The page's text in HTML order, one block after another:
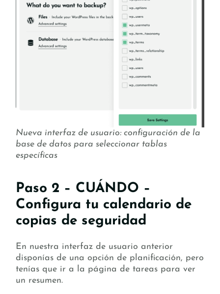
Nueva interfaz de usuario: configuración de la
base de datos para seleccionar tablas
específicas
Paso 2 – CUÁNDO –
Configura tu calendario de
copias de seguridad
En nuestra interfaz de usuario anterior
disponías de una opción de planificación, pero
tenías que ir a la página de tareas para ver
un resumen.